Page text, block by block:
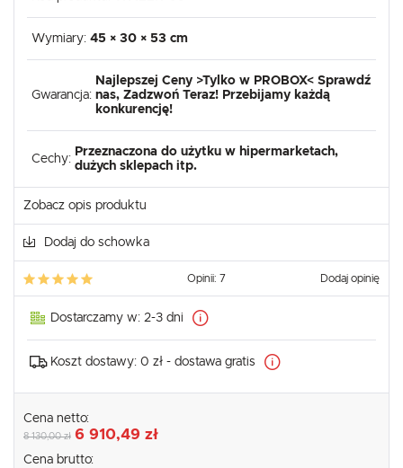
Wymiary: 45 × 30 × 53 cm
Gwarancja:
Najlepszej Ceny >Tylko w PROBOX< Sprawdź
nas, Zadzwoń Teraz! Przebijamy każdą
konkurencję!
Cechy:
Przeznaczona do użytku w hipermarketach,
dużych sklepach itp.
Zobacz opis produktu
Dodaj do schowka
Opinii: 7 Dodaj opinię
Dostarczamy w: 2-3 dni
Koszt dostawy: 0 zł - dostawa gratis
Cena netto:
8 130,00 zł 6 910,49 zł
Cena brutto: